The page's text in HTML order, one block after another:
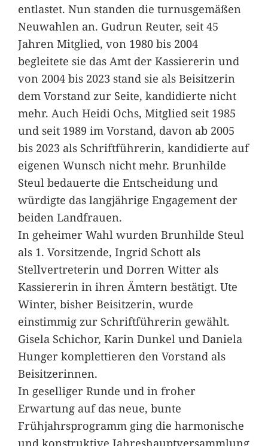
entlastet. Nun standen die turnusgemäßen
Neuwahlen an. Gudrun Reuter, seit 45
Jahren Mitglied, von 1980 bis 2004
begleitete sie das Amt der Kassiererin und
von 2004 bis 2023 stand sie als Beisitzerin
dem Vorstand zur Seite, kandidierte nicht
mehr. Auch Heidi Ochs, Mitglied seit 1985
und seit 1989 im Vorstand, davon ab 2005
bis 2023 als Schriftführerin, kandidierte auf
eigenen Wunsch nicht mehr. Brunhilde
Steul bedauerte die Entscheidung und
würdigte das langjährige Engagement der
beiden Landfrauen.
In geheimer Wahl wurden Brunhilde Steul
als 1. Vorsitzende, Ingrid Schott als
Stellvertreterin und Dorren Witter als
Kassiererin in ihren Ämtern bestätigt. Ute
Winter, bisher Beisitzerin, wurde
einstimmig zur Schriftführerin gewählt.
Gisela Schichor, Karin Dunkel und Daniela
Hunger komplettieren den Vorstand als
Beisitzerinnen.
In geselliger Runde und in froher
Erwartung auf das neue, bunte
Frühjahrsprogramm ging die harmonische
und konstruktive Jahreshauptversammlung